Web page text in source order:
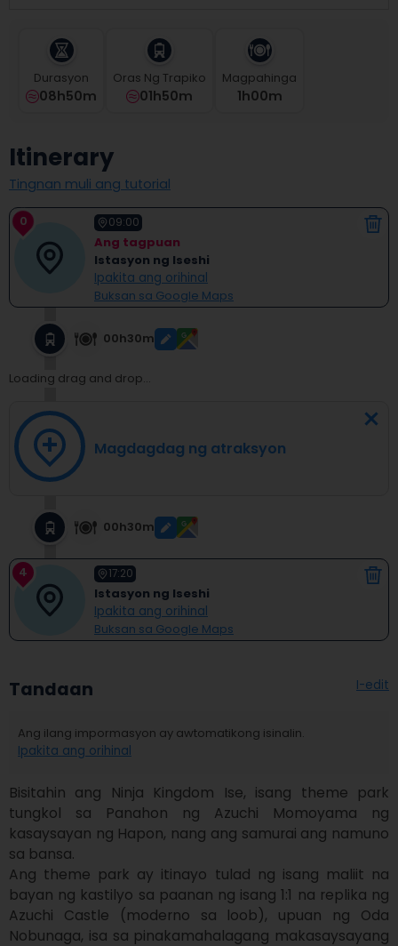
date.
Press
the
question
to
get
the
keyboard
shortcuts
for
changing
dates.
Durasyon
08h50m
Oras Ng Trapiko
01h50m
Magpahinga
1H00M
Itinerary
Tingnan muli ang tutorial
0 09:00
Ang tagpuan
Istasyon ng Iseshi
Ipakita ang orihinal
Buksan sa Google Maps
00h30m
Loading drag and drop...
Magdagdag ng atraksyon
00h30m
4 17:20
Istasyon ng Iseshi
Ipakita ang orihinal
Buksan sa Google Maps
Tandaan I-edit
Ang ilang impormasyon ay awtomatikong isinalin.
Ipakita ang orihinal
Bisitahin ang Ninja Kingdom Ise, isang theme park
tungkol sa Panahon ng Azuchi Momoyama ng
kasaysayan ng Hapon, nang ang samurai ang namuno
sa bansa.
Ang theme park ay itinayo tulad ng isang maliit na
bayan ng kastilyo sa paanan ng isang 1:1 na replika ng
Azuchi Castle (moderno sa loob), upuan ng Oda
Nobunaga, isa sa pinakamahalagang makasaysayang